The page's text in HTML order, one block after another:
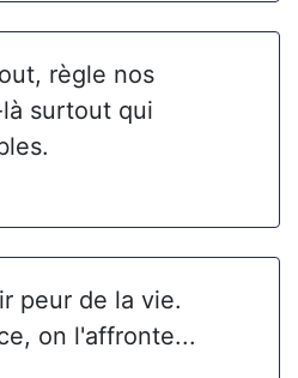
règle nos
surtout qui
peur de la vie.
on l'affronte...